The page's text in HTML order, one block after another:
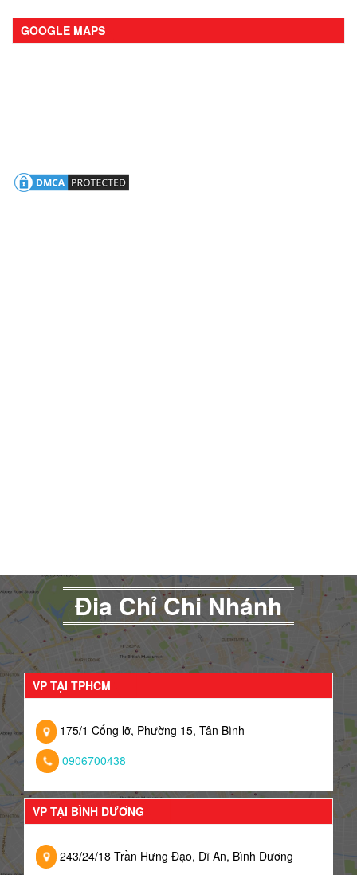
GOOGLE MAPS
Đia Chỉ Chi Nhánh
VP TẠI TPHCM
175/1 Cống lỡ, Phường 15, Tân Bình
0906700438
VP TẠI BÌNH DƯƠNG
243/24/18 Trần Hưng Đạo, Dĩ An, Bình Dương